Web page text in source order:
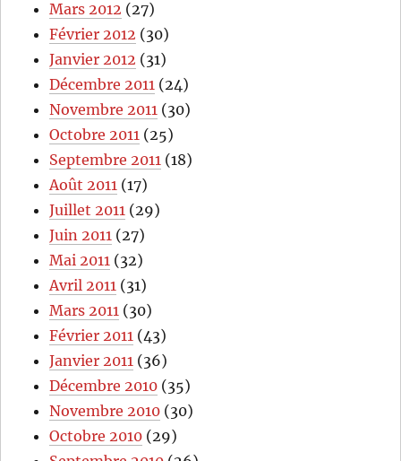
Mars 2012 (27)
Février 2012 (30)
Janvier 2012 (31)
Décembre 2011 (24)
Novembre 2011 (30)
Octobre 2011 (25)
Septembre 2011 (18)
Août 2011 (17)
Juillet 2011 (29)
Juin 2011 (27)
Mai 2011 (32)
Avril 2011 (31)
Mars 2011 (30)
Février 2011 (43)
Janvier 2011 (36)
Décembre 2010 (35)
Novembre 2010 (30)
Octobre 2010 (29)